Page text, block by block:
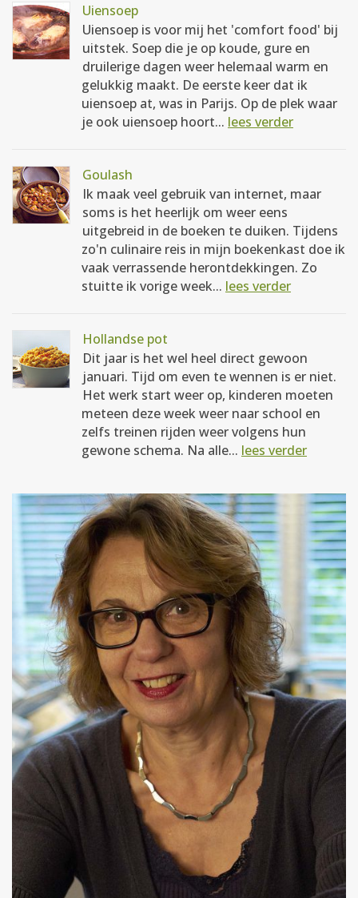
Uiensoep
Uiensoep is voor mij het 'comfort food' bij
uitstek. Soep die je op koude, gure en
druilerige dagen weer helemaal warm en
gelukkig maakt. De eerste keer dat ik
uiensoep at, was in Parijs. Op de plek waar
je ook uiensoep hoort... lees verder
Goulash
Ik maak veel gebruik van internet, maar
soms is het heerlijk om weer eens
uitgebreid in de boeken te duiken. Tijdens
zo'n culinaire reis in mijn boekenkast doe ik
vaak verrassende herontdekkingen. Zo
stuitte ik vorige week... lees verder
Hollandse pot
Dit jaar is het wel heel direct gewoon
januari. Tijd om even te wennen is er niet.
Het werk start weer op, kinderen moeten
meteen deze week weer naar school en
zelfs treinen rijden weer volgens hun
gewone schema. Na alle... lees verder